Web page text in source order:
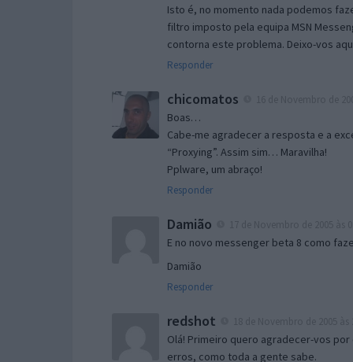
Isto é, no momento nada podemos
filtro imposto pela equipa MSN
contorna este problema. Deixo-vos
Responder
chicomatos
Boas…
Cabe-me agradecer a resposta e a
“Proxying”. Assim sim… Maravilha!
Pplware, um abraço!
Responder
Damião
E no novo messenger beta 8 como
Damião
Responder
redshot
Olá! Primeiro quero agradecer-vos
erros, como toda a gente sabe.